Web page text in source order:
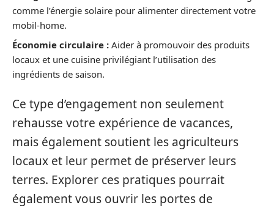
comme l’énergie solaire pour alimenter directement votre
mobil-home.
Économie circulaire : Aider à promouvoir des produits
locaux et une cuisine privilégiant l’utilisation des
ingrédients de saison.
Ce type d’engagement non seulement
rehausse votre expérience de vacances,
mais également soutient les agriculteurs
locaux et leur permet de préserver leurs
terres. Explorer ces pratiques pourrait
également vous ouvrir les portes de